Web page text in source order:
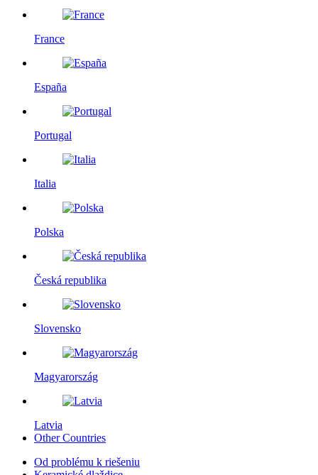
France
España
Portugal
Italia
Polska
Česká republika
Slovensko
Magyarország
Latvia
Other Countries
Od problému k riešeniu